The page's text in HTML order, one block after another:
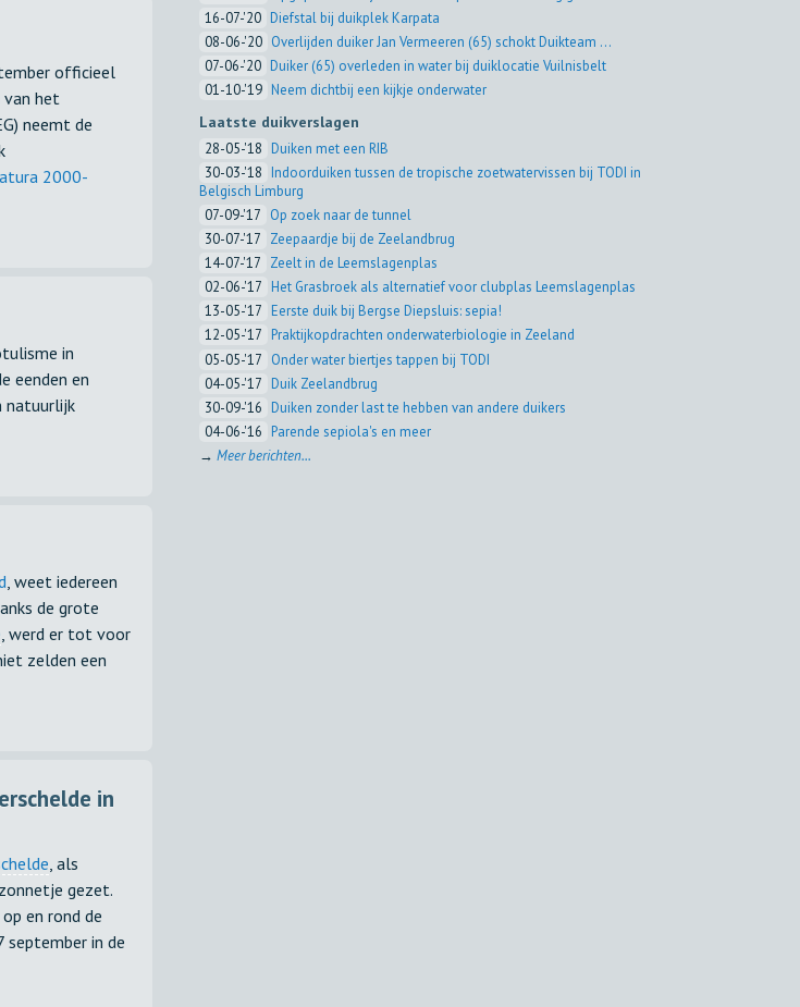
officieel
van het
neemt de
2000-
in
eenden en
natuurlijk
, weet iedereen
de grote
, werd er tot voor
zelden een
in
, als
gezet.
en rond de
september in de
16-07-'20 Diefstal bij duikplek Karpata
08-06-'20 Overlijden duiker Jan Vermeeren (65) schokt Duikteam ...
07-06-'20 Duiker (65) overleden in water bij duiklocatie Vuilnisbelt
01-10-'19 Neem dichtbij een kijkje onderwater
Laatste duikverslagen
28-05-'18 Duiken met een RIB
30-03-'18 Indoorduiken tussen de tropische zoetwatervissen bij TODI in
Belgisch Limburg
07-09-'17 Op zoek naar de tunnel
30-07-'17 Zeepaardje bij de Zeelandbrug
14-07-'17 Zeelt in de Leemslagenplas
02-06-'17 Het Grasbroek als alternatief voor clubplas Leemslagenplas
13-05-'17 Eerste duik bij Bergse Diepsluis: sepia!
12-05-'17 Praktijkopdrachten onderwaterbiologie in Zeeland
05-05-'17 Onder water biertjes tappen bij TODI
04-05-'17 Duik Zeelandbrug
30-09-'16 Duiken zonder last te hebben van andere duikers
04-06-'16 Parende sepiola's en meer
→Meer berichten...